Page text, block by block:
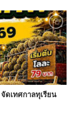
ดเทศกาลทุเรียน